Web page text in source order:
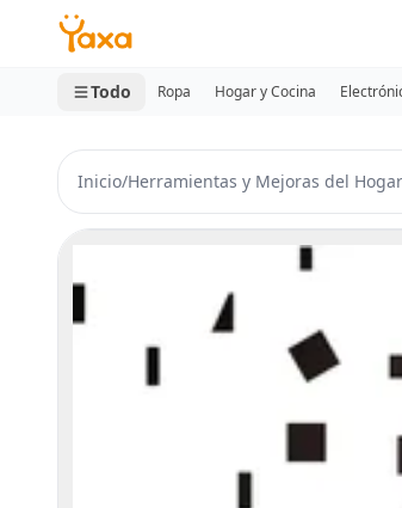
MINI CARRITO
0 productos
Todo Ropa Hogar y Cocina
Inicio/Herramientas y Mejoras del Hogar